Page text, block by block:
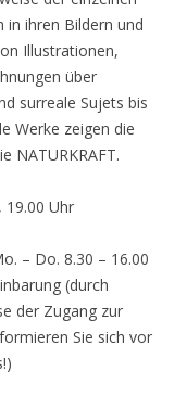
in ihren Bildern und
Illustrationen,
über
surreale Sujets bis
Werke zeigen die
NATURKRAFT.
19.00 Uhr
– Do. 8.30 – 16.00
(durch
der Zugang zur
Sie sich vor